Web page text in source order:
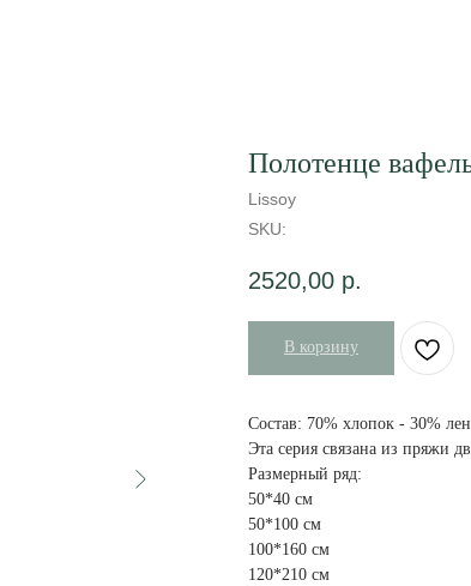
Полотенце
Lissoy
SKU:
2520,00 р.
В корзину
Состав: 70% хлопок - 30%
Эта серия связана из пряжи
Размерный ряд:
50*40 см
50*100 см
100*160 см
120*210 см